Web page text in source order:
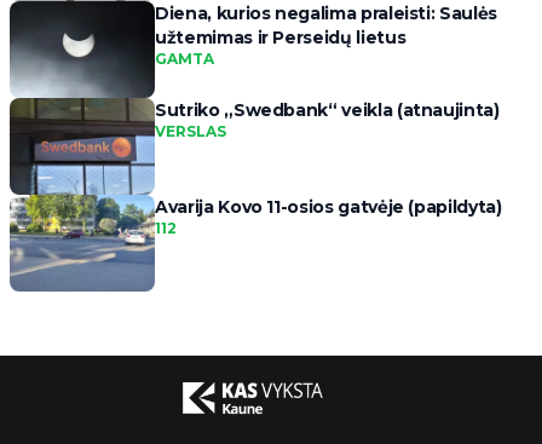
Diena, kurios negalima praleisti: Saulės
užtemimas ir Perseidų lietus
GAMTA
Sutriko „Swedbank“ veikla (atnaujinta)
VERSLAS
Avarija Kovo 11-osios gatvėje (papildyta)
112